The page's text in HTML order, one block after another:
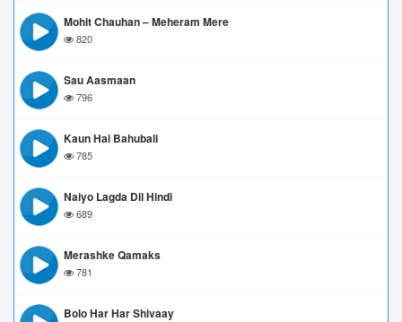
Mohit Chauhan – Meheram Mere
820
Sau Aasmaan
796
Kaun Hai Bahubali
785
Naiyo Lagda Dil Hindi
689
Merashke Qamaks
781
Bolo Har Har Shivaay